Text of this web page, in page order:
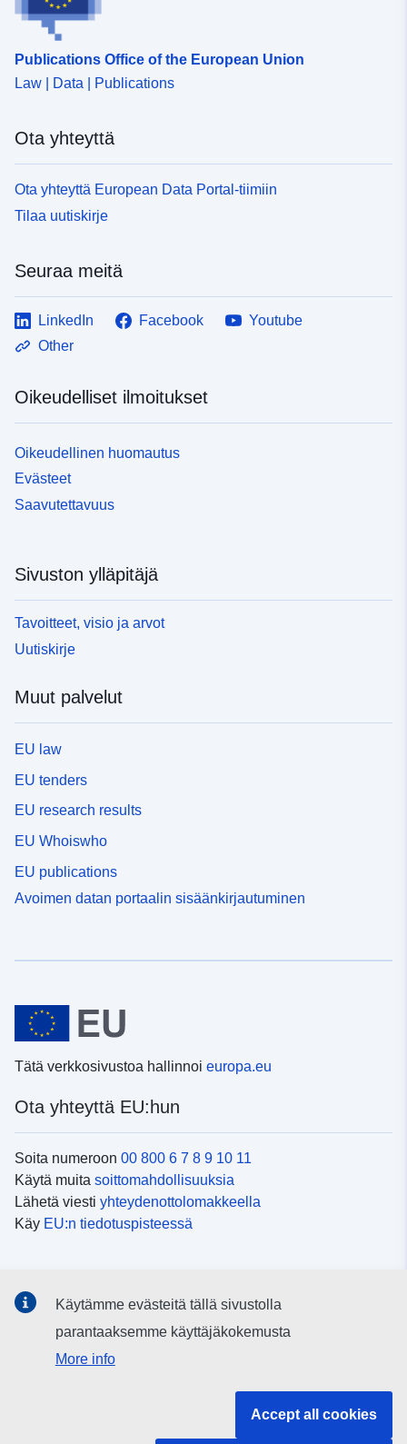
Publications Office of the European Union
Law | Data | Publications
Ota yhteyttä
Ota yhteyttä European Data Portal-tiimiin
Tilaa uutiskirje
Seuraa meitä
LinkedIn Facebook
Youtube
Other
Oikeudelliset ilmoitukset
Oikeudellinen huomautus
Evästeet
Saavutettavuus
Sivuston ylläpitäjä
Tavoitteet, visio ja arvot
Uutiskirje
Muut palvelut
EU law
EU tenders
EU research results
EU Whoiswho
EU publications
Avoimen datan portaalin sisäänkirjautuminen
Tätä verkkosivustoa hallinnoi europa.eu
Ota yhteyttä EU:hun
Soita numeroon 00 800 6 7 8 9 10 11
Käytä muita soittomahdollisuuksia
Lähetä viesti yhteydenottolomakkeella
Käy EU:n tiedotuspisteessä
sosiaalisessa mediassa
EU:n toimielimet ja muut elimet
Käytämme evästeitä tällä sivustolla
parantaaksemme käyttäjäkokemusta
More info
Accept all cookies